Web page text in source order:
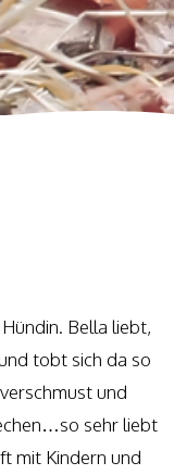
Bella liebt,
tobt sich da so
und
sehr liebt
mit Kindern und